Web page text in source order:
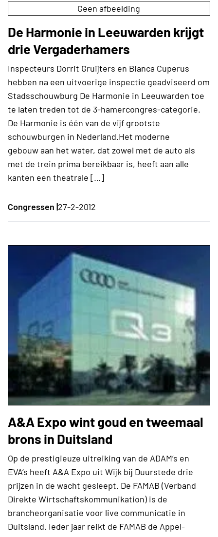
Geen afbeelding
De Harmonie in Leeuwarden krijgt
drie Vergaderhamers
Inspecteurs Dorrit Gruijters en Bianca Cuperus
hebben na een uitvoerige inspectie geadviseerd om
Stadsschouwburg De Harmonie in Leeuwarden toe
te laten treden tot de 3-hamercongres-categorie.
De Harmonie is één van de vijf grootste
schouwburgen in Nederland.Het moderne
gebouw aan het water, dat zowel met de auto als
met de trein prima bereikbaar is, heeft aan alle
kanten een theatrale […]
Congressen |27-2-2012
A&A Expo wint goud en tweemaal
brons in Duitsland
Op de prestigieuze uitreiking van de ADAM’s en
EVA’s heeft A&A Expo uit Wijk bij Duurstede drie
prijzen in de wacht gesleept. De FAMAB (Verband
Direkte Wirtschaftskommunikation) is de
brancheorganisatie voor live communicatie in
Duitsland. Ieder jaar reikt de FAMAB de Appel-